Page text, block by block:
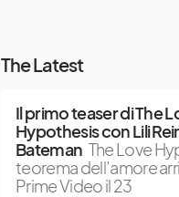
The Latest
Il primo teaser di The
Hypothesis con Lili
Bateman The Love
teorema dell’amore
Prime Video il 23